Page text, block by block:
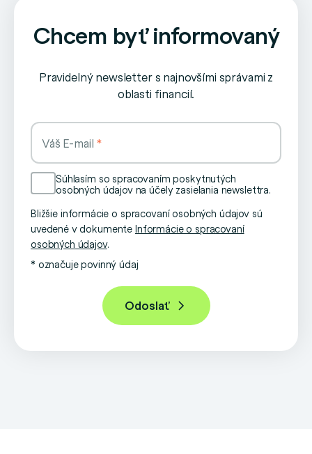
Chcem byť informovaný
Pravidelný newsletter s najnovšími správami z
oblasti financií.
Váš E-mail
Súhlasím so spracovaním poskytnutých
osobných údajov na účely zasielania newslettra.
Bližšie informácie o spracovaní osobných údajov sú
uvedené v dokumente Informácie o spracovaní
osobných údajov.
* označuje povinný údaj